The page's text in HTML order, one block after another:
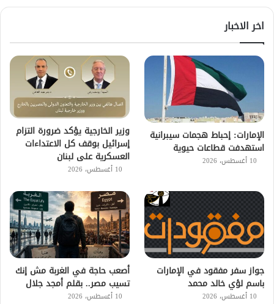
اخر الاخبار
الإمارات: إحباط هجمات سيبرانية
استهدفت قطاعات حيوية
10 أغسطس، 2026
وزير الخارجية يؤكد ضرورة التزام
إسرائيل بوقف كل الاعتداءات
العسكرية على لبنان
10 أغسطس، 2026
جواز سفر مفقود في الإمارات
باسم لؤي خالد محمد
10 أغسطس، 2026
أصعب حاجة في الغربة مش إنك
تسيب مصر.. بقلم أمجد جلال
10 أغسطس، 2026